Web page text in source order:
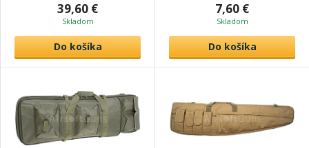
39,60 €
Skladom
Do košíka
7,60 €
Skladom
Do košíka